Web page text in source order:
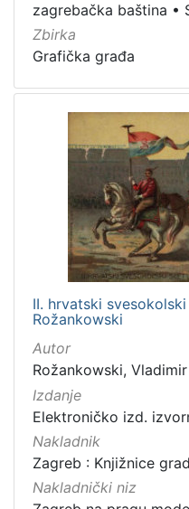
zagrebačka baština •
Zbirka
Grafička građa
II. hrvatski svesokolski
Rožankowski
Autor
Rožankowski, Vladimir
Izdanje
Elektroničko izd.
Nakladnik
Zagreb : Knjižnice
Nakladnički niz